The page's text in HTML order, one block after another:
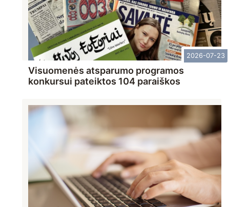
2026-07-23
Visuomenės atsparumo programos
konkursui pateiktos 104 paraiškos